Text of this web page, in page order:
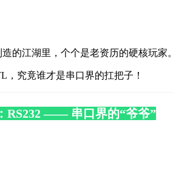
的江湖里，个个是老资历的硬核玩家。
究竟谁才是串口界的扛把子！
RS232 —— 串口界的“爷爷”